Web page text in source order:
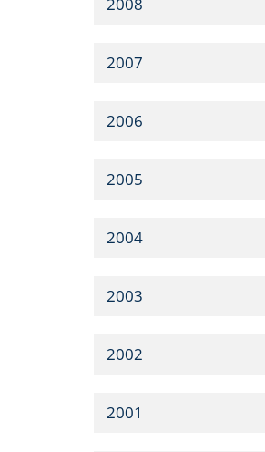
2007
2006
2005
2004
2003
2002
2001